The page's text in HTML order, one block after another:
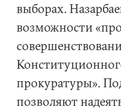
выборах.
возможности
прокуратуры».
позволяют